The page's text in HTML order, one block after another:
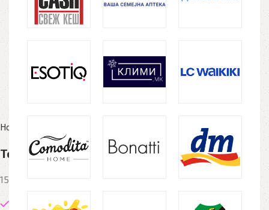
Home
Торба памучна NATURELLA MESH
151 денар
149 in stock